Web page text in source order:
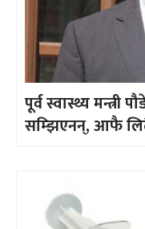
पूर्व स्वास्थ्य मन्त्री
सम्झिएनन्, आफै